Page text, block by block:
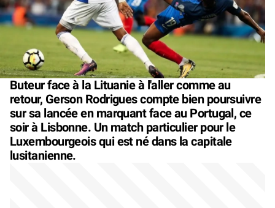
Buteur face à la Lituanie à l'aller comme au
retour, Gerson Rodrigues compte bien poursuivre
sur sa lancée en marquant face au Portugal, ce
soir à Lisbonne. Un match particulier pour le
Luxembourgeois qui est né dans la capitale
lusitanienne.